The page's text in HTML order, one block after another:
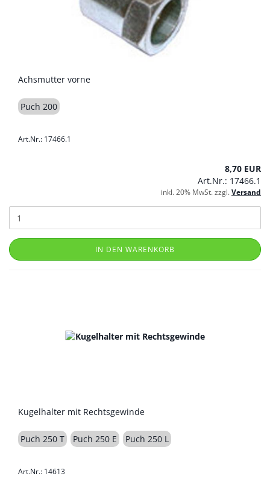
Achsmutter vorne
Puch 200
Art.Nr.: 17466.1
8,70 EUR
Art.Nr.: 17466.1
inkl. 20% MwSt. zzgl.Versand
IN DEN WARENKORB
Kugelhalter mit Rechtsgewinde
Puch 250 T Puch 250 E Puch 250 L
Art.Nr.: 14613